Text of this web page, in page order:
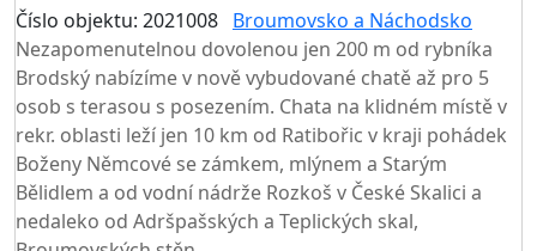
Číslo objektu: 2021008 Broumovsko a Náchodsko
Nezapomenutelnou dovolenou jen 200 m od rybníka
Brodský nabízíme v nově vybudované chatě až pro 5
osob s terasou s posezením. Chata na klidném místě v
rekr. oblasti leží jen 10 km od Ratibořic v kraji pohádek
Boženy Němcové se zámkem, mlýnem a Starým
Bělidlem a od vodní nádrže Rozkoš v České Skalici a
nedaleko od Adršpašských a Teplických skal,